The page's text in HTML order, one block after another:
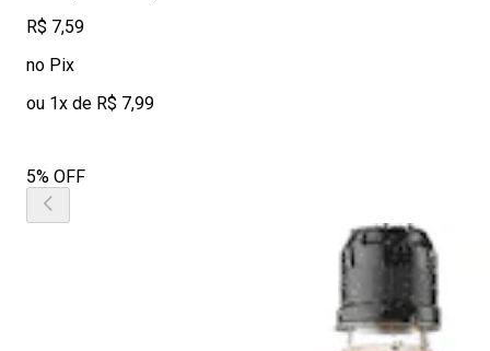
R$ 7,59
no Pix
ou 1x de R$ 7,99
5% OFF